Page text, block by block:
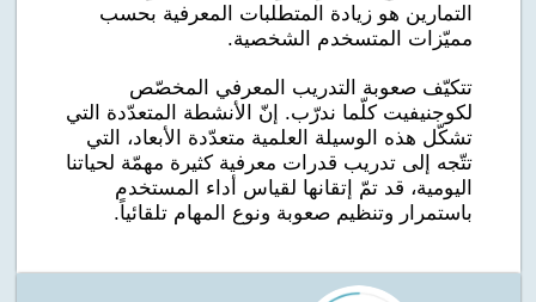
التمارين هو زيادة المتطلبات المعرفية بحسب
مميّزات المتسخدم الشخصية.
تتكيّف صعوبة التدريب المعرفي المخصّص
لكوجنيفيت كلّما ندرّب. إنّ الأنشطة المتعدّدة التي
تشكّل هذه الوسيلة العلمية متعدّدة الأبعاد، التي
تتّجه إلى تدريب قدرات معرفية كثيرة مهمّة لحياتنا
اليومية، قد تمّ إتقانها لقياس أداء المستخدم
باستمرار وتنظيم صعوبة ونوع المهام تلقائياً.